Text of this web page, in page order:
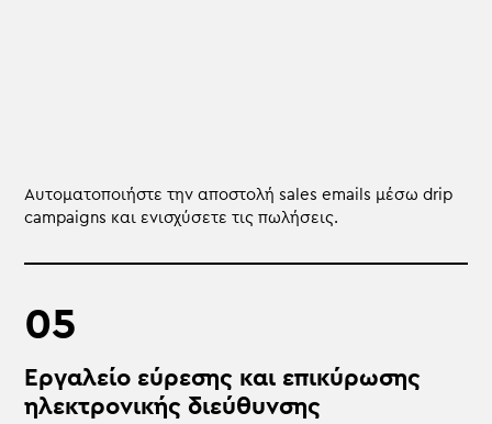
Αυτοματοποιήστε την αποστολή sales emails μέσω drip
campaigns και ενισχύσετε τις πωλήσεις.
Εργαλείο εύρεσης και επικύρωσης
ηλεκτρονικής διεύθυνσης